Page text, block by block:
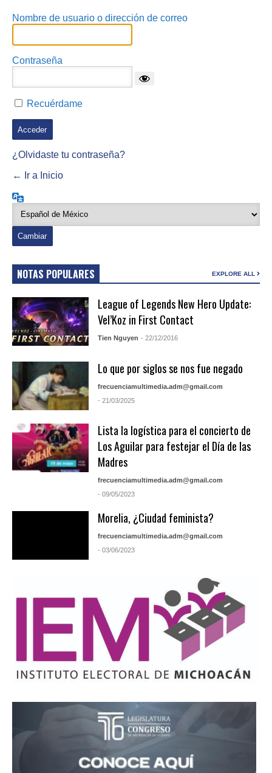
Nombre de usuario o dirección de correo
Contraseña
Recuérdame
¿Olvidaste tu contraseña?
← Ir a Inicio
NOTAS POPULARES EXPLORE ALL
League of Legends New Hero Update:
Vel’Koz in First Contact
Tien Nguyen - 22/12/2016
Lo que por siglos se nos fue negado
frecuenciamultimedia.adm@gmail.com
- 21/03/2025
Lista la logística para el concierto de
Los Aguilar para festejar el Día de las
Madres
frecuenciamultimedia.adm@gmail.com
- 09/05/2023
Morelia, ¿Ciudad feminista?
frecuenciamultimedia.adm@gmail.com
- 03/06/2023